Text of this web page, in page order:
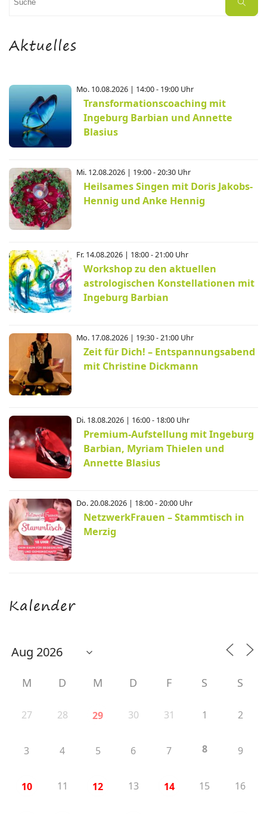
Suche
Aktuelles
Mo. 10.08.2026 | 14:00 - 19:00 Uhr
Transformationscoaching mit
Ingeburg Barbian und Annette
Blasius
Mi. 12.08.2026 | 19:00 - 20:30 Uhr
Heilsames Singen mit Doris Jakobs-
Hennig und Anke Hennig
Fr. 14.08.2026 | 18:00 - 21:00 Uhr
Workshop zu den aktuellen
astrologischen Konstellationen mit
Ingeburg Barbian
Mo. 17.08.2026 | 19:30 - 21:00 Uhr
Zeit für Dich! – Entspannungsabend
mit Christine Dickmann
Di. 18.08.2026 | 16:00 - 18:00 Uhr
Premium-Aufstellung mit Ingeburg
Barbian, Myriam Thielen und
Annette Blasius
Do. 20.08.2026 | 18:00 - 20:00 Uhr
NetzwerkFrauen – Stammtisch in
Merzig
Kalender
M D M D F S S
27 28 29 30 31 1 2
3 4 5 6 7 8 9
10 11 12 13 14 15 16